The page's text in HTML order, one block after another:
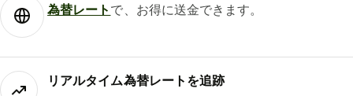
為替レート で、お得に送金できます。
リアルタイム為替レートを追跡